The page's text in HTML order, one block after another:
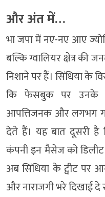
और अंत में…
भा जपा में नए-नए आए
बल्कि ग्वालियर क्षेत्र की
निशाने पर हैं। सिंधिया के
कि फेसबुक पर उनके
आपत्तिजनक और लगभग
देते हैं। यह बात दूसरी है
कंपनी इन मैसेज को
अब सिंधिया के ट्वीट पर
और नाराजगी भरे दिखाई दे